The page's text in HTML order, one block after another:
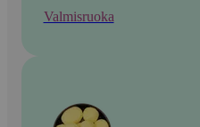
Valmisruoka